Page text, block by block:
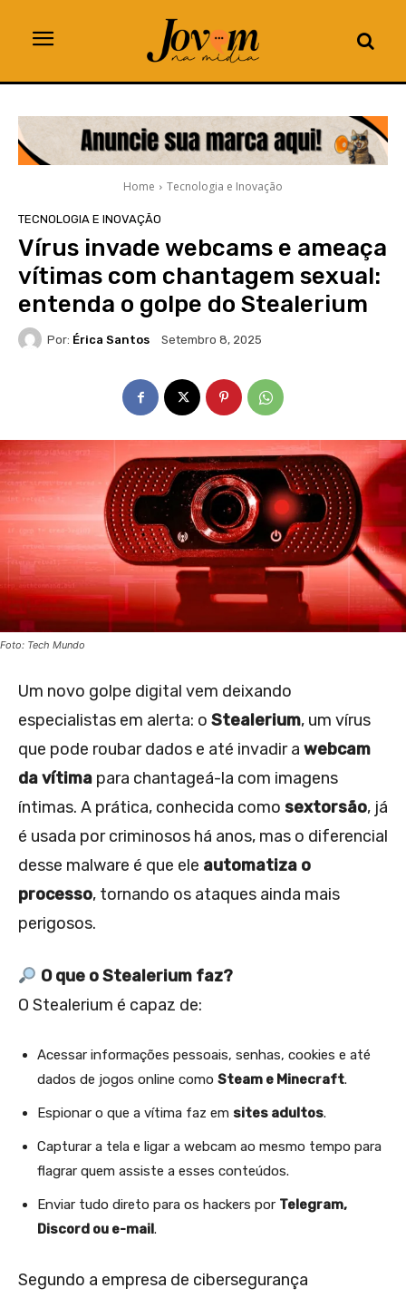
Home Tecnologia e Inovação
TECNOLOGIA E INOVAÇÃO
Vírus invade webcams e ameaça
vítimas com chantagem sexual:
entenda o golpe do Stealerium
Por: Érica Santos Setembro 8, 2025
Foto: Tech Mundo
Um novo golpe digital vem deixando
especialistas em alerta: o Stealerium, um vírus
que pode roubar dados e até invadir a webcam
da vítima para chantageá-la com imagens
íntimas. A prática, conhecida como sextorsão, já
é usada por criminosos há anos, mas o diferencial
desse malware é que ele automatiza o
processo, tornando os ataques ainda mais
perigosos.
O que o Stealerium faz?
O Stealerium é capaz de:
Acessar informações pessoais, senhas, cookies e até
dados de jogos online como Steam e Minecraft.
Espionar o que a vítima faz em sites adultos.
Capturar a tela e ligar a webcam ao mesmo tempo para
flagrar quem assiste a esses conteúdos.
Enviar tudo direto para os hackers por Telegram,
Discord ou e-mail.
Segundo a empresa de cibersegurança